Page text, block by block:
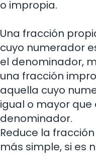
o impropia.
Una fracción
cuyo numerador
el denominador,
una fracción
aquella cuyo
igual o mayor que
denominador.
Reduce la
más simple, si es